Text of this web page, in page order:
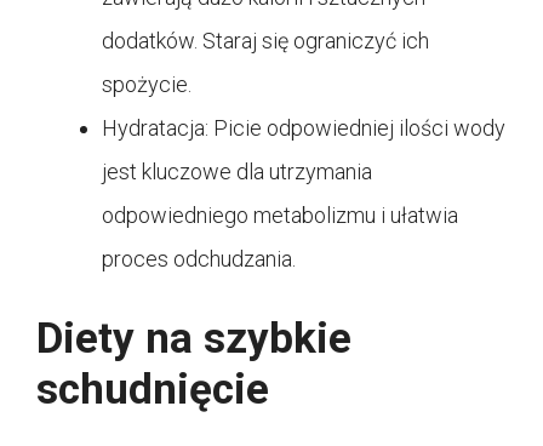
dodatków. Staraj się ograniczyć ich
spożycie.
Hydratacja: Picie odpowiedniej ilości wody
jest kluczowe dla utrzymania
odpowiedniego metabolizmu i ułatwia
proces odchudzania.
Diety na szybkie
schudnięcie